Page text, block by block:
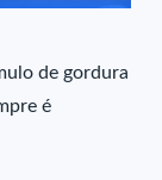
de gordura
é